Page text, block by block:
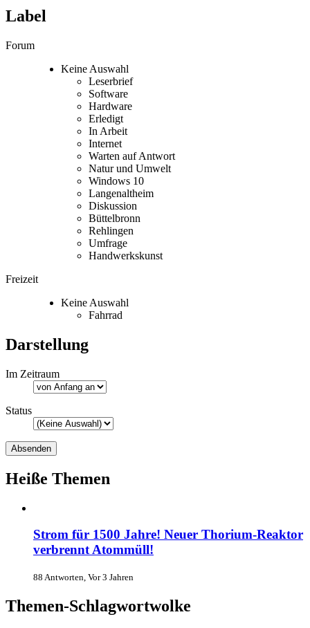
Label
Forum
Keine Auswahl
Leserbrief
Software
Hardware
Erledigt
In Arbeit
Internet
Warten auf Antwort
Natur und Umwelt
Windows 10
Langenaltheim
Diskussion
Büttelbronn
Rehlingen
Umfrage
Handwerkskunst
Freizeit
Keine Auswahl
Fahrrad
Darstellung
Im Zeitraum
Status
Heiße Themen
Strom für 1500 Jahre! Neuer Thorium-Reaktor
verbrennt Atommüll!
88 Antworten, Vor 3 Jahren
Themen-Schlagwortwolke